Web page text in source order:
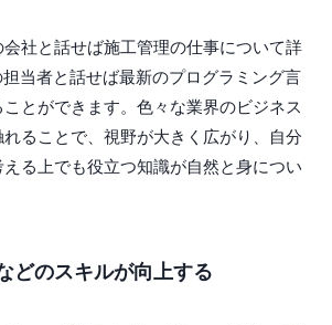
社と話せば施工管理の仕事について詳
当者と話せば最新のプログラミング言
とができます。色々な業界のビジネス
ることで、視野が大きく広がり、自分
る上でも役立つ知識が自然と身につい
どのスキルが向上する